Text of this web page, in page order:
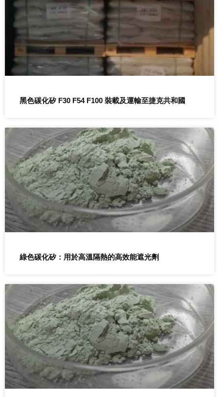
黑色碳化矽 F30 F54 F100 裝載及運輸至捷克共和國
綠色碳化矽：用於高溫隔熱的高效能遮光劑